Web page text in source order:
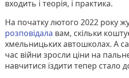
входить і теорія, і практика.
На початку лютого 2022 року
розповідала вам, скільки
хмельницьких автошколах. А
час війни зросли ціни на
навчитися їздити тепер стало